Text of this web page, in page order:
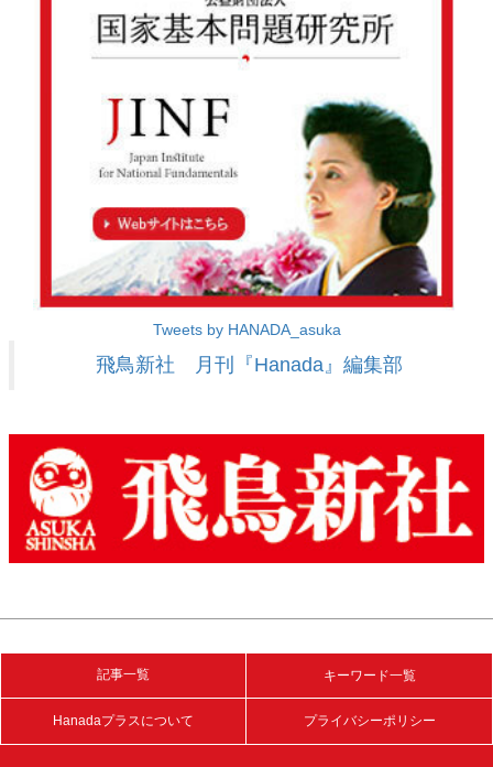
Tweets by HANADA_asuka
飛鳥新社 月刊『Hanada』編集部
記事一覧 キーワード一覧
Hanadaプラスについて プライバシーポリシー